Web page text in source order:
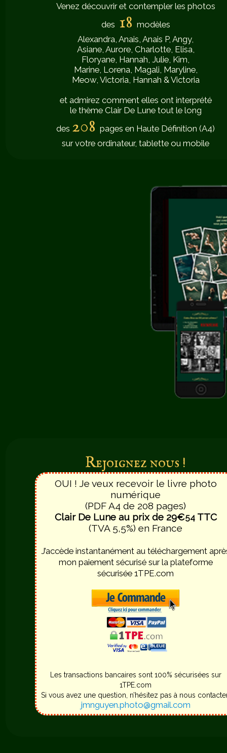
Venez découvrir et contempler les photos
des 18 modèles
Alexandra, Anais, Anais P, Angy,
Asiane, Aurore, Charlotte, Elisa,
Floryane, Hannah, Julie, Kim,
Marine, Lorena, Magali, Maryline,
Meow, Victoria, Hannah & Victoria
et admirez comment elles ont interprété
le thème Clair De Lune tout le long
des 208 pages en Haute Définition (A4)
sur votre ordinateur, tablette ou mobile
Rejoignez nous !
OUI ! Je veux recevoir le livre photo
numérique
(PDF A4 de 208 pages)
Clair De Lune au prix de 29€54TTC
(TVA 5,5%) en France
J’accède instantanément au téléchargement
mon paiement sécurisé sur la plateforme
sécurisée 1TPE.com
Les transactions bancaires sont 100% sécurisées sur
1TPE.com
Si vous avez une question, n’hésitez pas à nous
jmnguyen.photo@gmail.com